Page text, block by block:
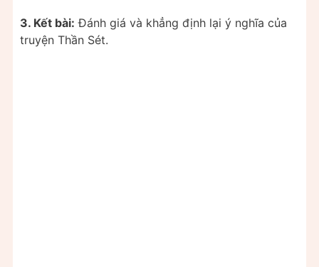
3. Kết bài: Đánh giá và khẳng định lại ý nghĩa của
truyện Thần Sét.